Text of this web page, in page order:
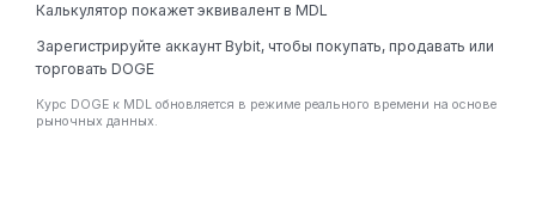
Калькулятор покажет эквивалент в MDL
Зарегистрируйте аккаунт Bybit, чтобы покупать, продавать или
торговать DOGE
Курс DOGE к MDL обновляется в режиме реального времени на основе
рыночных данных.